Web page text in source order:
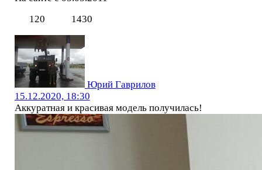
120
1430
Юрий Гаврилов
15.12.2020, 18:30
Аккуратная и красивая модель получилась!